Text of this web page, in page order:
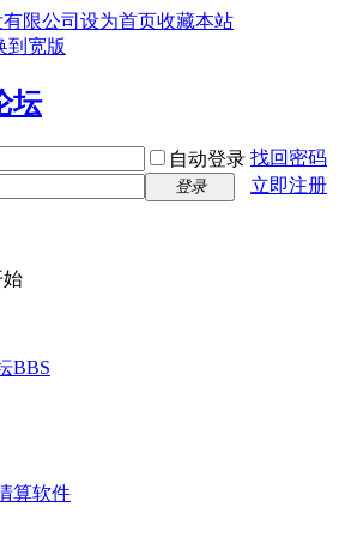
限公司 设为首页收藏本站
到宽版
自动登录 找回密码
登录 立即注册
始
BBS
算软件